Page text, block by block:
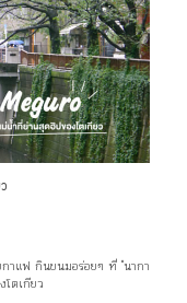
าแฟ กินขนมอร่อยๆ ที่ "นากา
ตเกียว